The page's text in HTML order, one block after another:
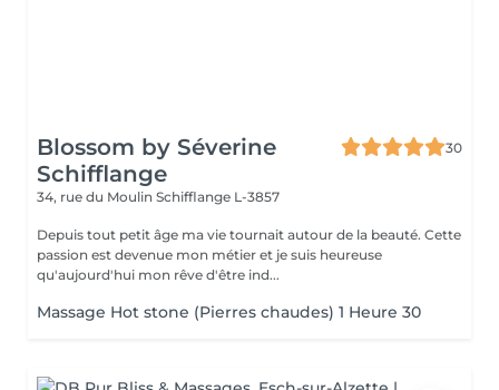
Blossom by Séverine
Schifflange
30
34, rue du Moulin Schifflange L-3857
Depuis tout petit âge ma vie tournait autour de la beauté. Cette
passion est devenue mon métier et je suis heureuse
qu'aujourd'hui mon rêve d'être ind...
Massage Hot stone (Pierres chaudes) 1 Heure 30